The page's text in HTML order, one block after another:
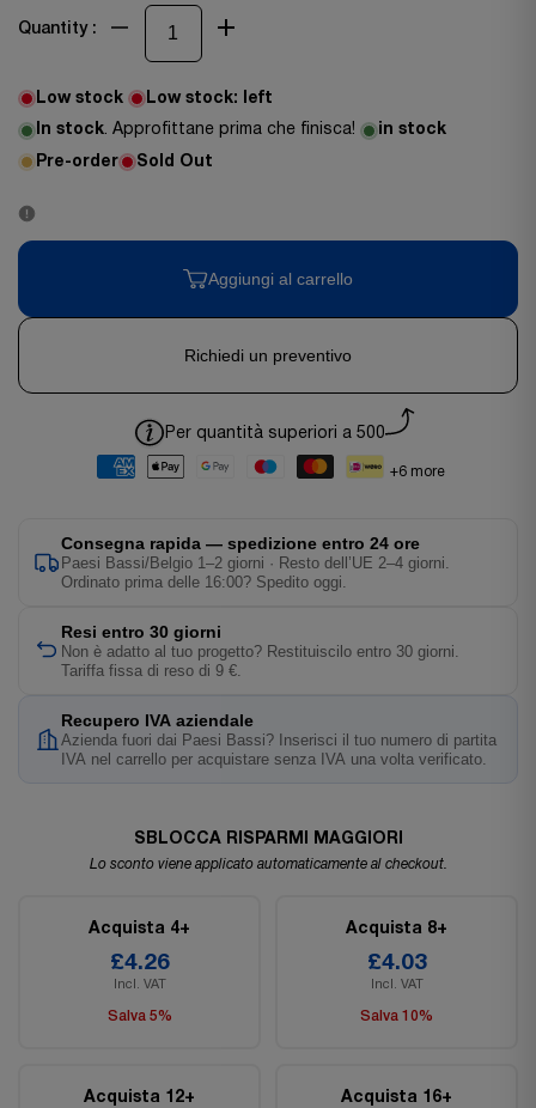
Quantity :
Low stock Low stock: left
In stock. Approfittane prima che finisca! in stock
Pre-order Sold Out
Aggiungi al carrello
Richiedi un preventivo
+6 more
Per quantità superiori a 500
Consegna rapida — spedizione entro 24 ore
Paesi Bassi/Belgio 1–2 giorni · Resto dell’UE 2–4 giorni.
Ordinato prima delle 16:00? Spedito oggi.
Resi entro 30 giorni
Non è adatto al tuo progetto? Restituiscilo entro 30 giorni.
Tariffa fissa di reso di 9 €.
Recupero IVA aziendale
Azienda fuori dai Paesi Bassi? Inserisci il tuo numero di partita
IVA nel carrello per acquistare senza IVA una volta verificato.
SBLOCCA RISPARMI MAGGIORI
Lo sconto viene applicato automaticamente al checkout.
Acquista 4+
£4.26
Incl. VAT
Salva 5%
Acquista 8+
£4.03
Incl. VAT
Salva 10%
Acquista 12+ Acquista 16+